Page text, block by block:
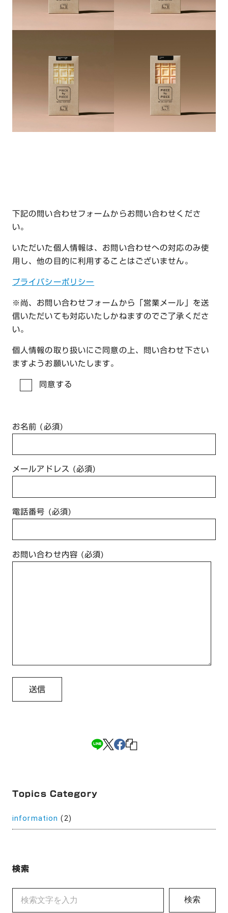
下記の問い合わせフォームからお問い合わせくださ
い。
いただいた個人情報は、お問い合わせへの対応のみ使
用し、他の目的に利用することはございません。
プライバシーポリシー
※尚、お問い合わせフォームから「営業メール」を送
信いただいても対応いたしかねますのでご了承くださ
い。
個人情報の取り扱いにご同意の上、問い合わせ下さい
ますようお願いいたします。
同意する
お名前 (必須)
メールアドレス (必須)
電話番号 (必須)
お問い合わせ内容 (必須)
Topics Category
information (2)
検索
検索